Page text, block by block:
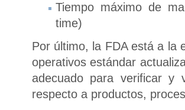
Tiempo máximo de
time)
Por último, la FDA está a la
operativos estándar
adecuado para verificar y
respecto a productos,